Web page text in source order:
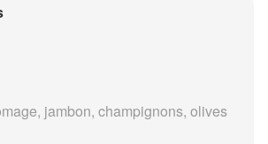
jambon, champignons, olives